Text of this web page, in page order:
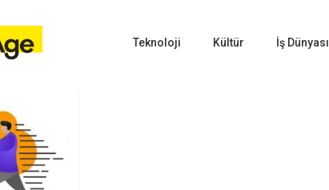
to close
Teknoloji Kültür İş Dünyası